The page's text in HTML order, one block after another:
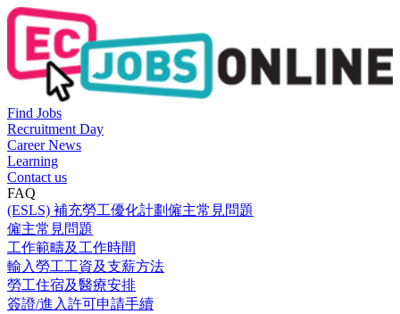
Find Jobs
Recruitment Day
Career News
Learning
Contact us
FAQ
(ESLS) 補充勞工優化計劃僱主常見問題
僱主常見問題
工作範疇及工作時間
輸入勞工工資及支薪方法
勞工住宿及醫療安排
簽證/進入許可申請手續